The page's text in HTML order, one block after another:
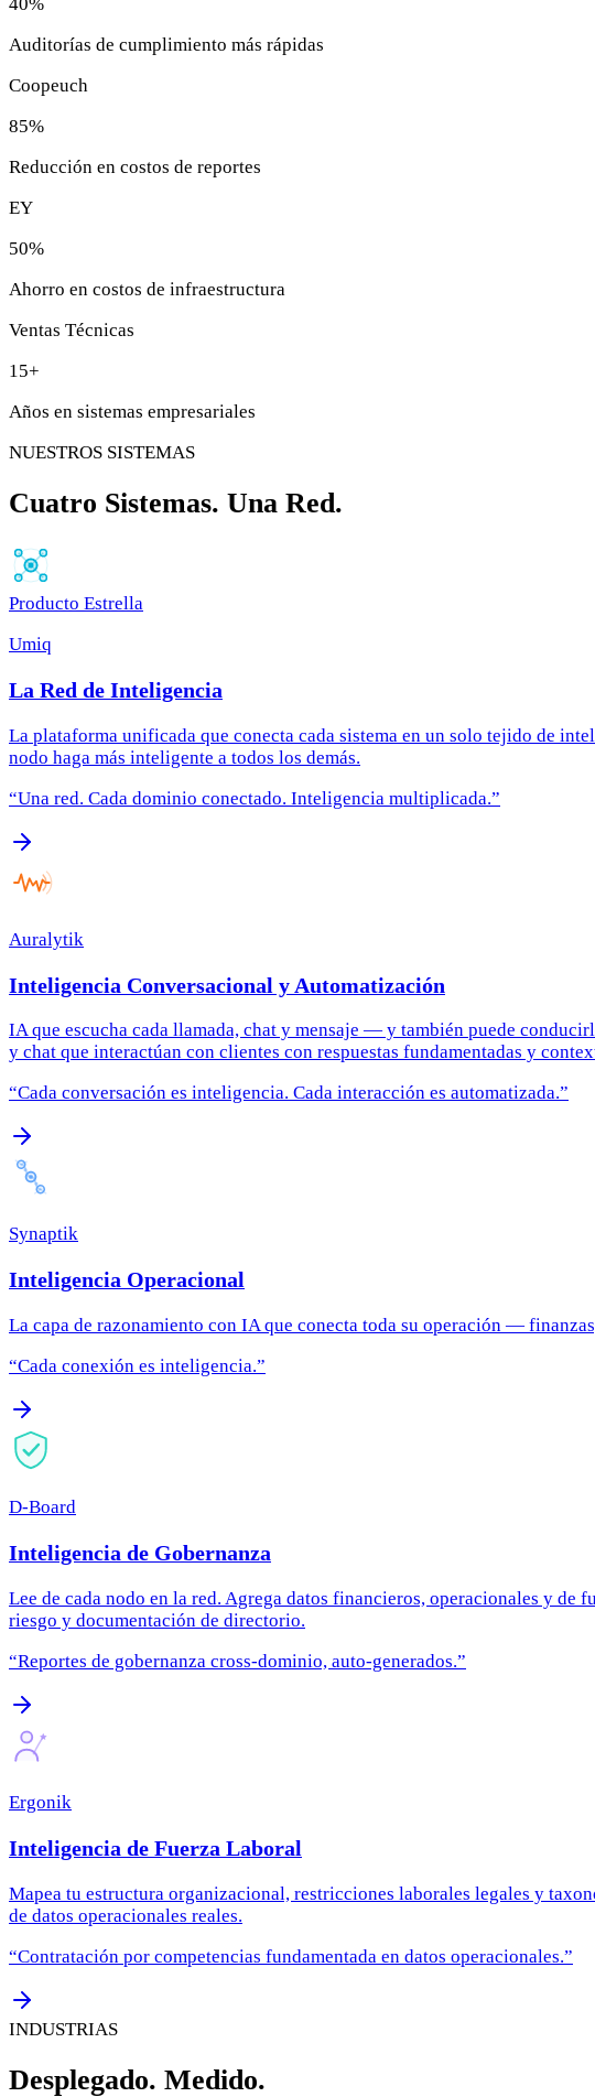
Auditorías de cumplimiento más rápidas
Coopeuch
85%
Reducción en costos de reportes
EY
50%
Ahorro en costos de infraestructura
Ventas Técnicas
15+
Años en sistemas empresariales
NUESTROS SISTEMAS
Cuatro Sistemas. Una Red.
Producto Estrella
Umiq
La Red de Inteligencia
La plataforma unificada que conecta cada sistema en un solo tejido de
nodo haga más inteligente a todos los demás.
“Una red. Cada dominio conectado. Inteligencia multiplicada.”
Auralytik
Inteligencia Conversacional y Automatización
IA que escucha cada llamada, chat y mensaje — y también puede
y chat que interactúan con clientes con respuestas fundamentadas y
“Cada conversación es inteligencia. Cada interacción es automatizada.”
Synaptik
Inteligencia Operacional
La capa de razonamiento con IA que conecta toda su operación —
“Cada conexión es inteligencia.”
D-Board
Inteligencia de Gobernanza
Lee de cada nodo en la red. Agrega datos financieros, operacionales y
riesgo y documentación de directorio.
“Reportes de gobernanza cross-dominio, auto-generados.”
Ergonik
Inteligencia de Fuerza Laboral
Mapea tu estructura organizacional, restricciones laborales legales y
de datos operacionales reales.
“Contratación por competencias fundamentada en datos operacionales.”
INDUSTRIAS
Desplegado. Medido.